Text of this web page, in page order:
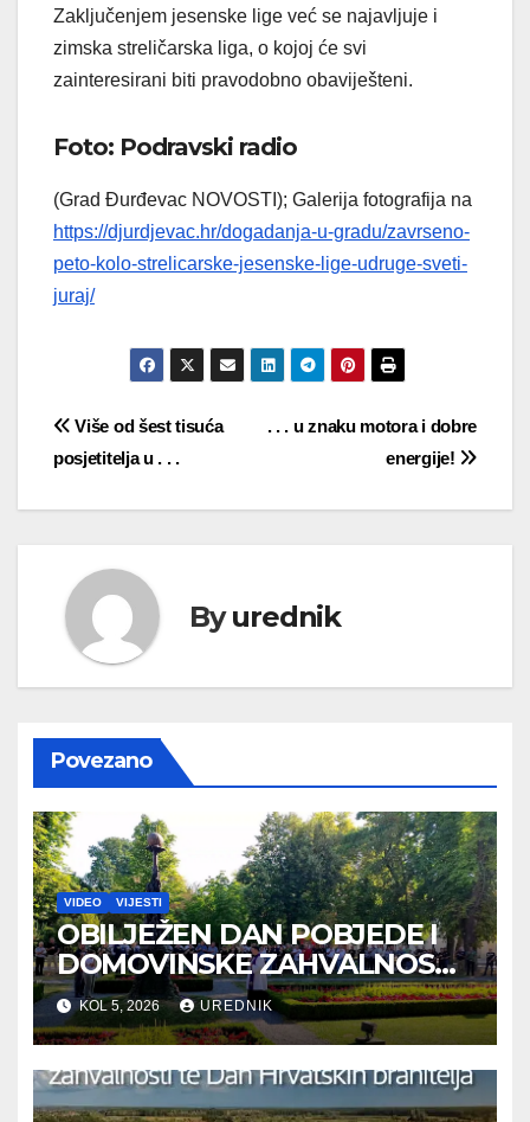
Zaključenjem jesenske lige već se najavljuje i
zimska streličarska liga, o kojoj će svi
zainteresirani biti pravodobno obaviješteni.
Foto: Podravski radio
(Grad Đurđevac NOVOSTI); Galerija fotografija na
https://djurdjevac.hr/dogadanja-u-gradu/zavrseno-
peto-kolo-strelicarske-jesenske-lige-udruge-sveti-
juraj/
Navigacija
objava
. . . u znaku motora i dobre
energije!
Više od šest tisuća
posjetitelja u . . .
Byurednik
Povezano
VIDEO VIJESTI
OBILJEŽEN DAN POBJEDE I
DOMOVINSKE ZAHVALNOSTI
TE DAN HRVATSKIH
BRANITELJA
KOL 5, 2026 UREDNIK